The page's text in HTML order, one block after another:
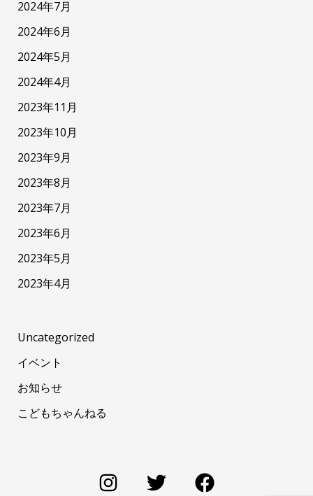
2024年7月
2024年6月
2024年5月
2024年4月
2023年11月
2023年10月
2023年9月
2023年8月
2023年7月
2023年6月
2023年5月
2023年4月
Uncategorized
イベント
お知らせ
こどもちゃんねる